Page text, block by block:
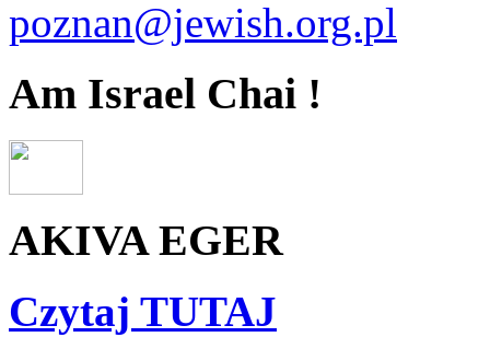
poznan@jewish.org.pl
Am Israel Chai !
AKIVA EGER
Czytaj TUTAJ